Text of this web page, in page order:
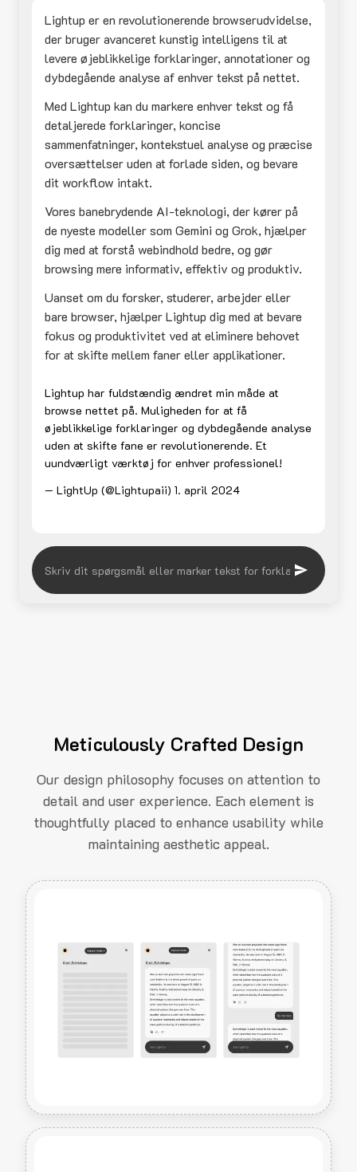
Lightup er en revolutionerende browserudvidelse,
der bruger avanceret kunstig intelligens til at
levere øjeblikkelige forklaringer, annotationer og
dybdegående analyse af enhver tekst på nettet.
Med Lightup kan du markere enhver tekst og få
detaljerede forklaringer, koncise
sammenfatninger, kontekstuel analyse og præcise
oversættelser uden at forlade siden, og bevare
dit workflow intakt.
Vores banebrydende AI-teknologi, der kører på
de nyeste modeller som Gemini og Grok, hjælper
dig med at forstå webindhold bedre, og gør
browsing mere informativ, effektiv og produktiv.
Uanset om du forsker, studerer, arbejder eller
bare browser, hjælper Lightup dig med at bevare
fokus og produktivitet ved at eliminere behovet
for at skifte mellem faner eller applikationer.
Lightup har fuldstændig ændret min måde at
browse nettet på. Muligheden for at få
øjeblikkelige forklaringer og dybdegående analyse
uden at skifte fane er revolutionerende. Et
uundværligt værktøj for enhver professionel!
— LightUp (@Lightupaii) 1. april 2024
Meticulously Crafted Design
Our design philosophy focuses on attention to
detail and user experience. Each element is
thoughtfully placed to enhance usability while
maintaining aesthetic appeal.